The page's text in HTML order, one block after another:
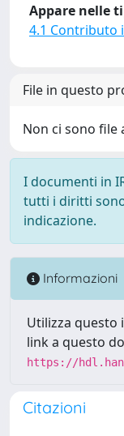
Appare nelle
4.1 Contributo
File in questo
Non ci sono file
I documenti in
tutti i diritti
indicazione.
Informazioni
Utilizza questo
link a questo
https://
Citazioni